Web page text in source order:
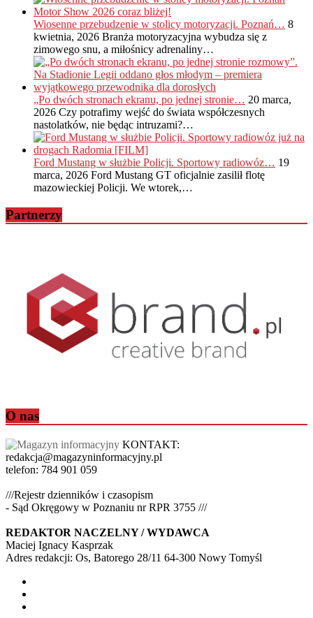
Wiosenne przebudzenie w stolicy motoryzacji. Poznań… 8
kwietnia, 2026 Branża motoryzacyjna wybudza się z
zimowego snu, a miłośnicy adrenaliny…
„Po dwóch stronach ekranu, po jednej stronie… 20 marca,
2026 Czy potrafimy wejść do świata współczesnych
nastolatków, nie będąc intruzami?…
Ford Mustang w służbie Policji. Sportowy radiowóz… 19
marca, 2026 Ford Mustang GT oficjalnie zasilił flotę
mazowieckiej Policji. We wtorek,…
Partnerzy
O nas
KONTAKT:
redakcja@magazyninformacyjny.pl
telefon: 784 901 059
///Rejestr dzienników i czasopism
- Sąd Okręgowy w Poznaniu nr RPR 3755 ///
REDAKTOR NACZELNY / WYDAWCA
Maciej Ignacy Kasprzak
Adres redakcji: Os, Batorego 28/11 64-300 Nowy Tomyśl